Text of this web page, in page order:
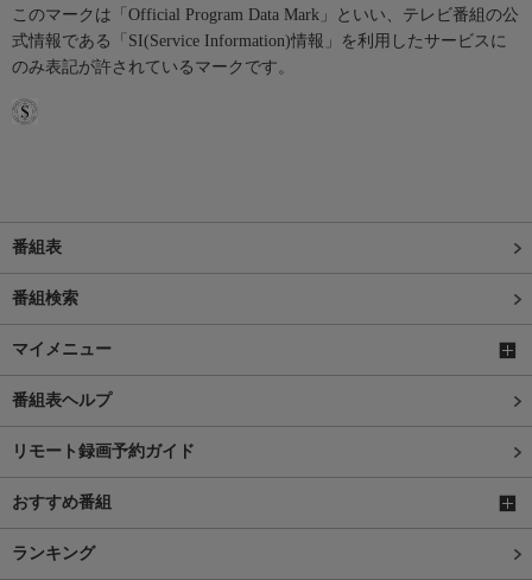
このマークは「Official Program Data Mark」といい、テレビ番組の公
式情報である「SI(Service Information)情報」を利用したサービスに
のみ表記が許されているマークです。
番組表
番組検索
マイメニュー
番組表ヘルプ
リモート録画予約ガイド
おすすめ番組
ランキング